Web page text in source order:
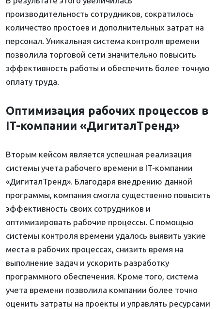
производительность сотрудников, сократилось
количество простоев и дополнительных затрат на
персонал. Уникальная система контроля времени
позволила торговой сети значительно повысить
эффективность работы и обеспечить более точную
оплату труда.
Оптимизация рабочих процессов в
IT-компании «ДигиталТренд»
Вторым кейсом является успешная реализация
системы учета рабочего времени в IT-компании
«ДигиталТренд». Благодаря внедрению данной
программы, компания смогла существенно повысить
эффективность своих сотрудников и
оптимизировать рабочие процессы. С помощью
системы контроля времени удалось выявить узкие
места в рабочих процессах, снизить время на
выполнение задач и ускорить разработку
программного обеспечения. Кроме того, система
учета времени позволила компании более точно
оценить затраты на проекты и управлять ресурсами